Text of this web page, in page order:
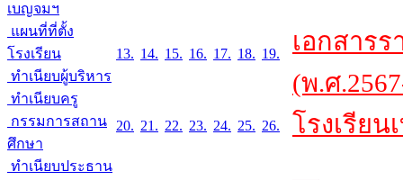
เบญจมฯ
แผนที่ที่ตั้ง
โรงเรียน
ทำเนียบผู้บริหาร
ทำเนียบครู
กรรมการสถาน
ศึกษา
ทำเนียบประธาน
13. 14. 15. 16. 17. 18. 19.
20. 21. 22. 23. 24. 25. 26.
เอกสาร
(พ.ศ
โรงเรีย